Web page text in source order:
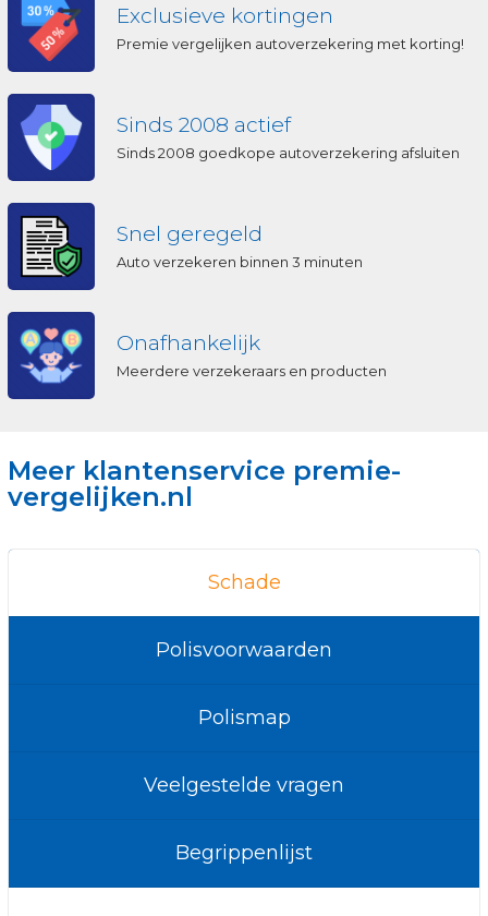
Exclusieve kortingen
Premie vergelijken autoverzekering met korting!
Sinds 2008 actief
Sinds 2008 goedkope autoverzekering afsluiten
Snel geregeld
Auto verzekeren binnen 3 minuten
Onafhankelijk
Meerdere verzekeraars en producten
Meer klantenservice premie-
vergelijken.nl
Schade
Polisvoorwaarden
Polismap
Veelgestelde vragen
Begrippenlijst